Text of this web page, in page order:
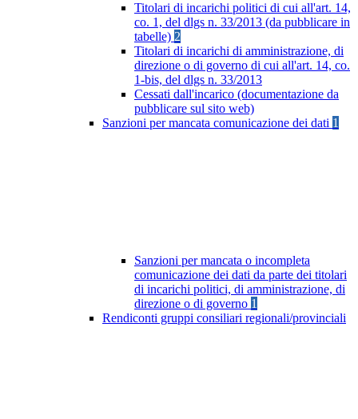
Titolari di incarichi politici di cui all'art. 14,
co. 1, del dlgs n. 33/2013 (da pubblicare in
tabelle) 2
Titolari di incarichi di amministrazione, di
direzione o di governo di cui all'art. 14, co.
1-bis, del dlgs n. 33/2013
Cessati dall'incarico (documentazione da
pubblicare sul sito web)
Sanzioni per mancata comunicazione dei dati 1
Sanzioni per mancata o incompleta
comunicazione dei dati da parte dei titolari
di incarichi politici, di amministrazione, di
direzione o di governo 1
Rendiconti gruppi consiliari regionali/provinciali